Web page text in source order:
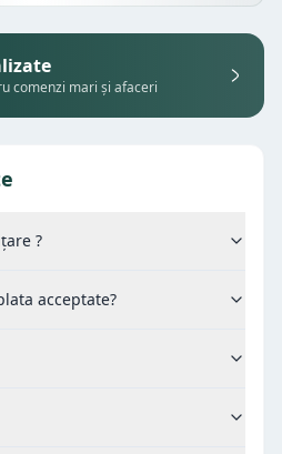
comenzi mari și afaceri
?
acceptate?